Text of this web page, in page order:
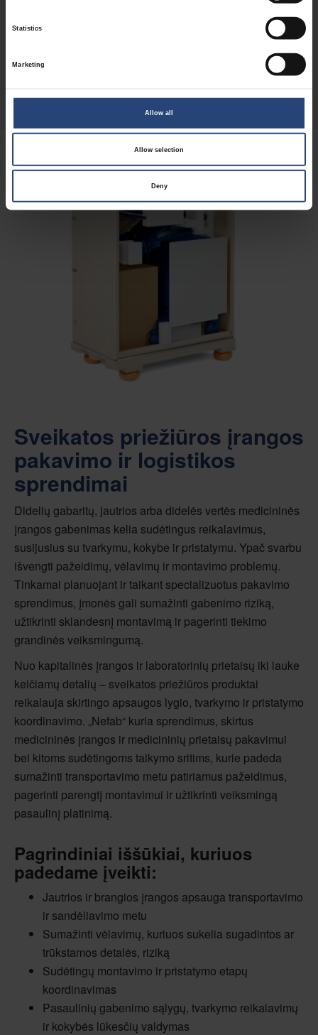
Statistics
Marketing
Allow all
Allow selection
Deny
komponentai, naudojami techninės priežiūros ir
remonto darbams, apsaugą bei pristatymo
Sveikatos priežiūros įrangos
pakavimo ir logistikos
sprendimai
Didelių gabaritų, jautrios arba didelės vertės medicininės
įrangos gabenimas kelia sudėtingus reikalavimus,
susijusius su tvarkymu, kokybe ir pristatymu. Ypač svarbu
išvengti pažeidimų, vėlavimų ir montavimo problemų.
Tinkamai planuojant ir taikant specializuotus pakavimo
sprendimus, įmonės gali sumažinti gabenimo riziką,
užtikrinti sklandesnį montavimą ir pagerinti tiekimo
grandinės veiksmingumą.
Nuo kapitalinės įrangos ir laboratorinių prietaisų iki lauke
keičiamų detalių – sveikatos priežiūros produktai
reikalauja skirtingo apsaugos lygio, tvarkymo ir pristatymo
koordinavimo. „Nefab“ kuria sprendimus, skirtus
medicininės įrangos ir medicininių prietaisų pakavimui
bei kitoms sudėtingoms taikymo sritims, kurie padeda
sumažinti transportavimo metu patiriamus pažeidimus,
pagerinti parengtį montavimui ir užtikrinti veiksmingą
pasaulinį platinimą.
Pagrindiniai iššūkiai, kuriuos
padedame įveikti:
Jautrios ir brangios įrangos apsauga transportavimo
ir sandėliavimo metu
Sumažinti vėlavimų, kuriuos sukelia sugadintos ar
trūkstamos detalės, riziką
Sudėtingų montavimo ir pristatymo etapų
koordinavimas
Pasaulinių gabenimo sąlygų, tvarkymo reikalavimų
ir kokybės lūkesčių valdymas